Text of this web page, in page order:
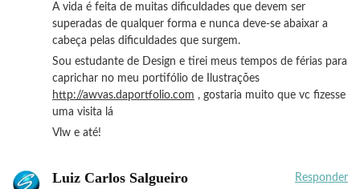
A vida é feita de muitas dificuldades que devem ser
superadas de qualquer forma e nunca deve-se abaixar a
cabeça pelas dificuldades que surgem.
Sou estudante de Design e tirei meus tempos de férias para
caprichar no meu portifólio de Ilustrações
http://awvas.daportfolio.com , gostaria muito que vc fizesse
uma visita lá
Vlw e até!
Luiz Carlos Salgueiro Responder